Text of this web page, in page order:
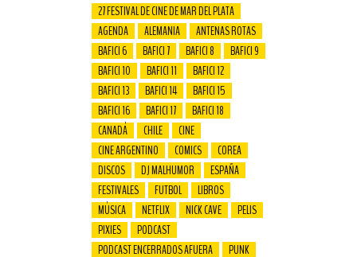
27 FESTIVAL DE CINE DE MAR DEL PLATA
AGENDA
ALEMANIA
ANTENAS ROTAS
BAFICI 6
BAFICI 7 BAFICI 8
BAFICI 9
BAFICI 10
BAFICI 11
BAFICI 12
BAFICI 13
BAFICI 14
BAFICI 15
BAFICI 16
BAFICI 17
BAFICI 18
CANADÁ
CHILE
CINE
CINE ARGENTINO
COMICS
COREA
DISCOS
DJ MALHUMOR
ESPAÑA
FESTIVALES
FUTBOL
LIBROS
MÚSICA
NETFLIX NICK CAVE
PELIS
PIXIES
PODCAST
PODCAST ENCERRADOS AFUERA
PUNK